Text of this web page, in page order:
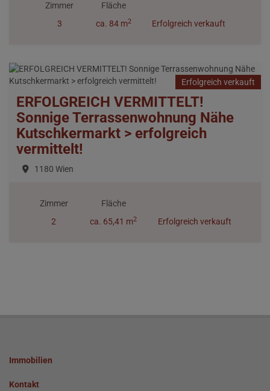
Zimmer
3
Fläche
ca. 84 m2 Erfolgreich verkauft
Erfolgreich verkauft
ERFOLGREICH VERMITTELT!
Sonnige Terrassenwohnung Nähe
Kutschkermarkt > erfolgreich
vermittelt!
1180 Wien
Zimmer
2
Fläche
ca. 65,41 m2 Erfolgreich verkauft
Immobilien
Kontakt